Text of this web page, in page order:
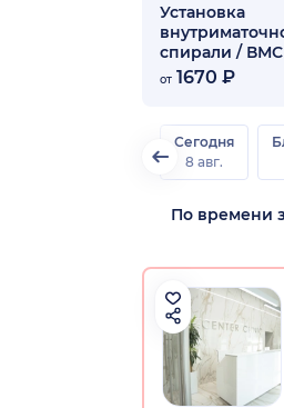
Установка
спирали / ВМС
от 1670 ₽
Сегодня
8 авг.